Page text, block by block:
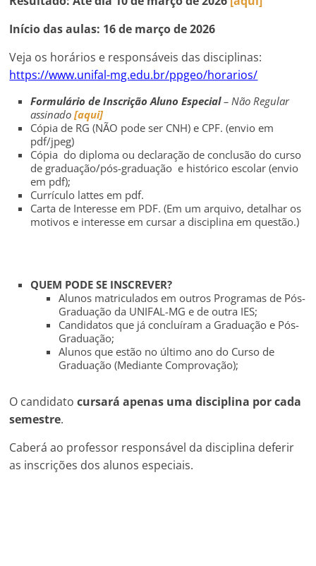
Início das aulas: 16 de março de 2026
Veja os horários e responsáveis das disciplinas:
https://www.unifal-mg.edu.br/ppgeo/horarios/
Formulário de Inscrição Aluno Especial– Não Regular
assinado [aqui]
Cópia de RG (NÃO pode ser CNH) e CPF. (envio em
pdf/jpeg)
Cópia do diploma ou declaração de conclusão do curso
de graduação/pós-graduação e histórico escolar (envio
em pdf);
Currículo lattes em pdf.
Carta de Interesse em PDF. (Em um arquivo, detalhar os
motivos e interesse em cursar a disciplina em questão.)
QUEM PODE SE INSCREVER?
Alunos matriculados em outros Programas de Pós-
Graduação da UNIFAL-MG e de outra IES;
Candidatos que já concluíram a Graduação e Pós-
Graduação;
Alunos que estão no último ano do Curso de
Graduação (Mediante Comprovação);
O candidatocursará apenas uma disciplina por cada
semestre.
Caberá ao professor responsável da disciplina deferir
as inscrições dos alunos especiais.